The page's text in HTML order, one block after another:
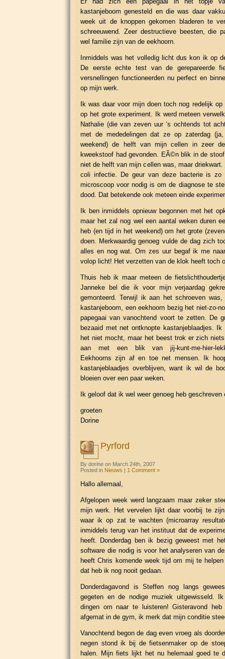
kastanjeboom genesteld en die was daar
week uit de knoppen gekomen bladeren te
schreeuwend. Zeer destructieve beesten, die
wel familie zijn van de eekhoorn.
Inmiddels was het volledig licht dus kon ik op
De eerste echte test van de gerepareerde
versnellingen functioneerden nu perfect en
op mijn werk.
Ik was daar voor mijn doen toch nog redelijk
op het grote experiment. Ik werd meteen
Nathalie (die van zeven uur ‘s ochtends tot
met de mededelingen dat ze op zaterdag
weekend) de helft van mijn cellen in zeer
kweekstoof had gevonden. EÃ©n blik in de
niet de helft van mijn cellen was, maar
coli infectie. De geur van deze bacterie is zo
microscoop voor nodig is om de diagnose te
dood. Dat betekende ook meteen einde
Ik ben inmiddels opnieuw begonnen met het
maar het zal nog wel een aantal weken duren
heb (en tijd in het weekend) om het grote
doen. Merkwaardig genoeg vulde de dag zich
alles en nog wat. Om zes uur begaf ik me
volop licht! Het verzetten van de klok heeft toch
Thuis heb ik maar meteen de
Janneke bel die ik voor mijn verjaardag
gemonteerd. Terwijl ik aan het schroeven
kastanjeboom, een eekhoorn bezig het niet-zo-
papegaai van vanochtend voort te zetten. De
bezaaid met net ontknopte kastanjeblaadjes. Ik
het niet mocht, maar het beest trok er zich
aan met een blik van jij-kunt-me-hier-
Eekhoorns zijn af en toe net mensen. Ik
kastanjeblaadjes overblijven, want ik wil de
bloeien over een paar weken.
Ik geloof dat ik wel weer genoeg heb geschreven
groeten
Dorine
Pyrford
By dorine on March 24th, 2007
Posted in Nieuws | 1 Comment »
Hallo allemaal,
Afgelopen week werd langzaam maar zeker
mijn werk. Het vervelen lijkt daar voorbij te
waar ik op zat te wachten (microarray
inmiddels terug van het instituut dat de
heeft. Donderdag ben ik bezig geweest met
software die nodig is voor het analyseren van
heeft Chris komende week tijd om mij te
dat heb ik nog nooit gedaan.
Donderdagavond is Steffen nog langs
gegeten en de nodige muziek uitgewisseld.
dingen om naar te luisteren! Gisteravond
afgemat in de gym, ik merk dat mijn conditie
Vanochtend begon de dag even vroeg als
negen stond ik bij de fietsenmaker op de
halen. Mijn fiets lijkt het nu helemaal goed te